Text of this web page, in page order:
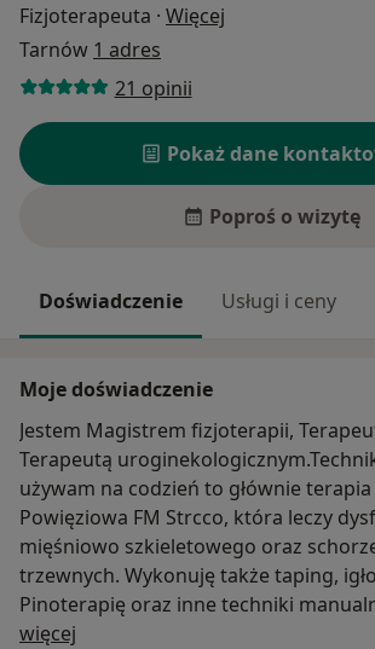
Fizjoterapeuta · Więcej
Tarnów 1 adres
21 opinii
Pokaż dane
Poproś o wizytę
Doświadczenie Usługi i ceny
Moje doświadczenie
Jestem Magistrem fizjoterapii,
Terapeutą
używam na codzień to głównie
Powięziowa FM Strcco, która leczy dysfunkcje układu
mięśniowo szkieletowego oraz
trzewnych. Wykonuję także taping,
Pinoterapię oraz inne techniki
wiedzę osteopatyczną. Pracuję z
więcej